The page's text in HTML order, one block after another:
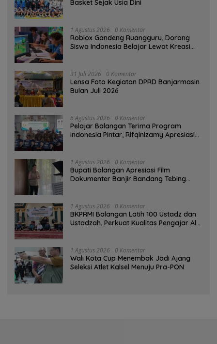
Basket Sejak Usia Dini
1 Agustus 2026 0 Komentar
Roblox Gandeng Ruangguru, Dorong
Siswa Indonesia Belajar Lewat Kreasi
31 Juli 2026 0 Komentar
Lensa Foto Kegiatan DPRD Banjarmasin
Bulan Juli 2026
6 Agustus 2026 0 Komentar
Pelajar Balangan Terima Program
Indonesia Pintar, Rifqinizamy Apresiasi
1 Agustus 2026 0 Komentar
Bupati Balangan Apresiasi Film
Dokumenter Banjir Bandang Tebing
1 Agustus 2026 0 Komentar
BKPRMI Balangan Latih 100 Ustadz dan
Ustadzah, Perkuat Kualitas Pengajar Al-
1 Agustus 2026 0 Komentar
Wali Kota Cup Menembak Jadi Ajang
Seleksi Atlet Kalsel Menuju Pra-PON